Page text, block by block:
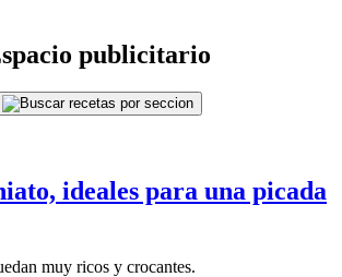
publicitario
ideales para una picada
muy ricos y crocantes.